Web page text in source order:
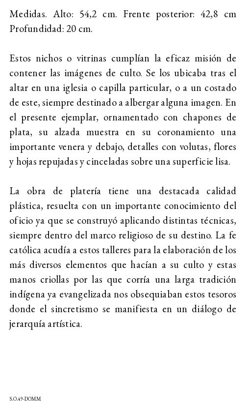
Medidas. Alto: 54,2 cm. Frente posterior: 42,8 cm
Profundidad: 20 cm.
Estos nichos o vitrinas cumplían la eficaz misión de
contener las imágenes de culto. Se los ubicaba tras el
altar en una iglesia o capilla particular, o a un costado
de este, siempre destinado a albergar alguna imagen. En
el presente ejemplar, ornamentado con chapones de
plata, su alzada muestra en su coronamiento una
importante venera y debajo, detalles con volutas, flores
y hojas repujadas y cinceladas sobre una superficie lisa.
La obra de platería tiene una destacada calidad
plástica, resuelta con un importante conocimiento del
oficio ya que se construyó aplicando distintas técnicas,
siempre dentro del marco religioso de su destino. La fe
católica acudía a estos talleres para la elaboración de los
más diversos elementos que hacían a su culto y estas
manos criollas por las que corría una larga tradición
indígena ya evangelizada nos obsequiaban estos tesoros
donde el sincretismo se manifiesta en un diálogo de
jerarquía artística.
S.O.49-DOMM